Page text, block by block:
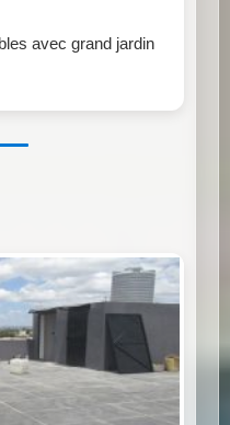
avec grand jardin